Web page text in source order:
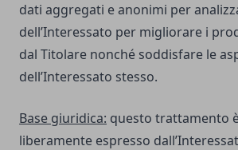
dati aggregati e anonimi per
dell’Interessato per migliorare i
dal Titolare nonché soddisfare le
dell’Interessato stesso.
Base giuridica: questo trattamento
liberamente espresso